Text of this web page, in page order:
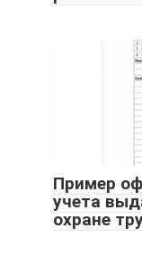
Пример
учета
охране